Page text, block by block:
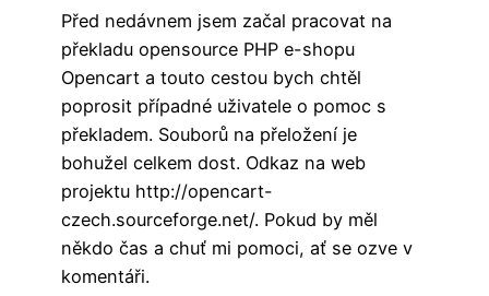
Před nedávnem jsem začal pracovat na
překladu opensource PHP e-shopu
Opencart a touto cestou bych chtěl
poprosit případné uživatele o pomoc s
překladem. Souborů na přeložení je
bohužel celkem dost. Odkaz na web
projektu http://opencart-
czech.sourceforge.net/. Pokud by měl
někdo čas a chuť mi pomoci, ať se ozve v
komentáři.